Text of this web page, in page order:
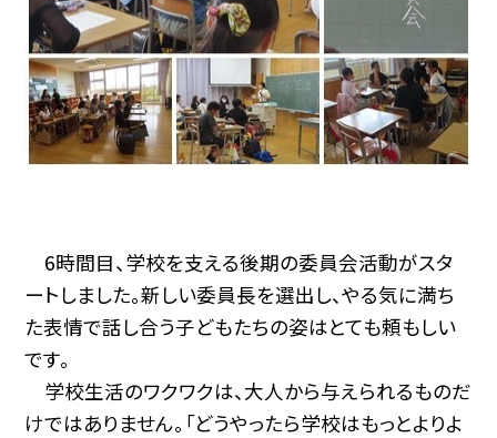
6時間目、学校を支える後期の委員会活動がスタ
ートしました。新しい委員長を選出し、やる気に満ち
た表情で話し合う子どもたちの姿はとても頼もしい
です。
学校生活のワクワクは、大人から与えられるものだ
けではありません。「どうやったら学校はもっとよりよ